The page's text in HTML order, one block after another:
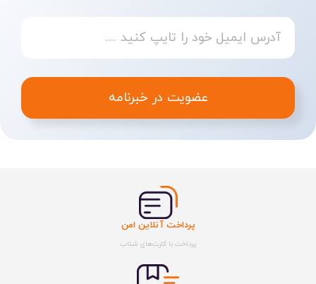
عضویت در خبرنامه
پرداخت آنلاین امن
پرداخت با کارت‌های شتاب